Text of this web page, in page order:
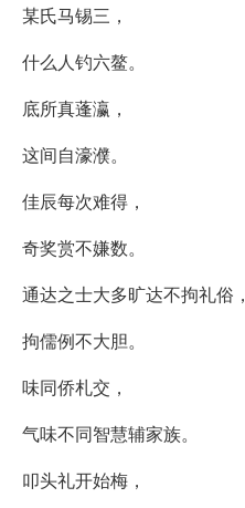
某氏马锡三，
什么人钓六鳌。
底所真蓬瀛，
这间自濠濮。
佳辰每次难得，
奇奖赏不嫌数。
通达之士大多旷达不拘礼俗，
拘儒例不大胆。
味同侨札交，
气味不同智慧辅家族。
叩头礼开始梅，